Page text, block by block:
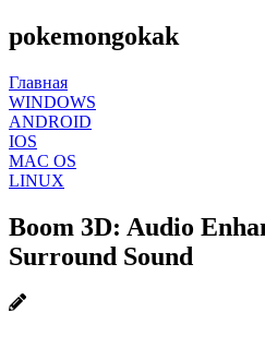
pokemongokak
Главная
WINDOWS
ANDROID
IOS
MAC OS
LINUX
Boom 3D: Audio
Surround Sound